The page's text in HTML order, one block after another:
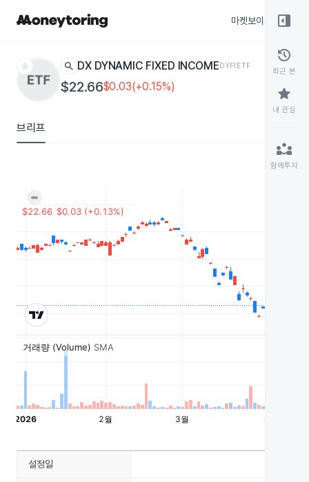
마켓보이스
star search IDX DYNAMIC FIXED INCOMEDYFIETF
$22.66$0.03(+0.15%)
브리프
right_panel_open
history
최근 본
star
내 관심
partner_exchange
함께투자